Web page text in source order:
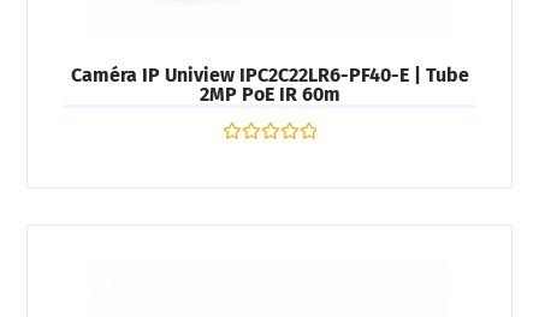
Caméra IP Uniview IPC2C22LR6-PF40-E | Tube
2MP PoE IR 60m